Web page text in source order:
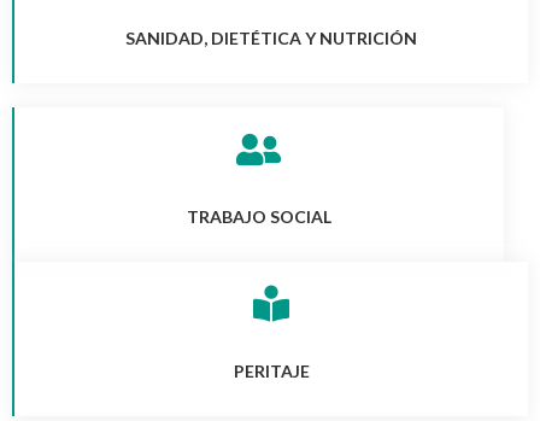
SANIDAD, DIETÉTICA Y NUTRICIÓN
TRABAJO SOCIAL
PERITAJE